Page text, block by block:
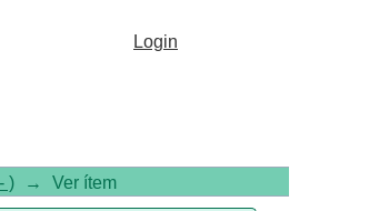
noviembre.
Login
) → Ver ítem